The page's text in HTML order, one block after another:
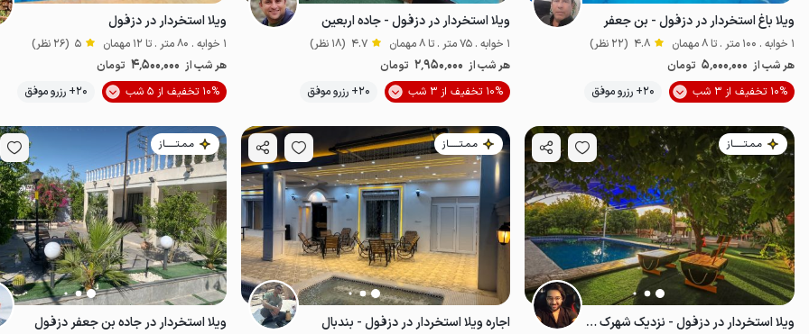
ویلا باغ استخردار در دزفول - بن جعفر
1 خوابه . 100 متر . تا 8 مهمان 4.8 (22 نظر)
هر شب از 5٬000٬000 تومان
10% تخفیف از 3 شب
20+ رزرو موفق خاص پت‌نواز موقعیت در نقشه
ویلا استخردار در دزفول - جاده اربعین
1 خوابه . 75 متر . تا 8 مهمان 4.7 (18 نظر)
هر شب از 2٬950٬000 تومان
10% تخفیف از 3 شب
20+ رزرو موفق موقعیت در نقشه
ویلا استخردار در دزفول
1 خوابه . 80 متر . تا 12 مهمان 5 (26 نظر)
هر شب از 4٬500٬000 تومان
10% تخفیف از 5 شب
20+ رزرو موفق
مـمـتــــــاز
ویلا استخردار در دزفول - نزدیک شهرک منتظران
مـمـتــــــاز
اجاره ویلا استخردار در دزفول - بندبال
مـمـتــــــاز
ویلا استخردار در جاده بن جعفر دزفول